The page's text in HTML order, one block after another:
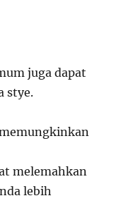
juga dapat
stye.
melemahkan
lebih